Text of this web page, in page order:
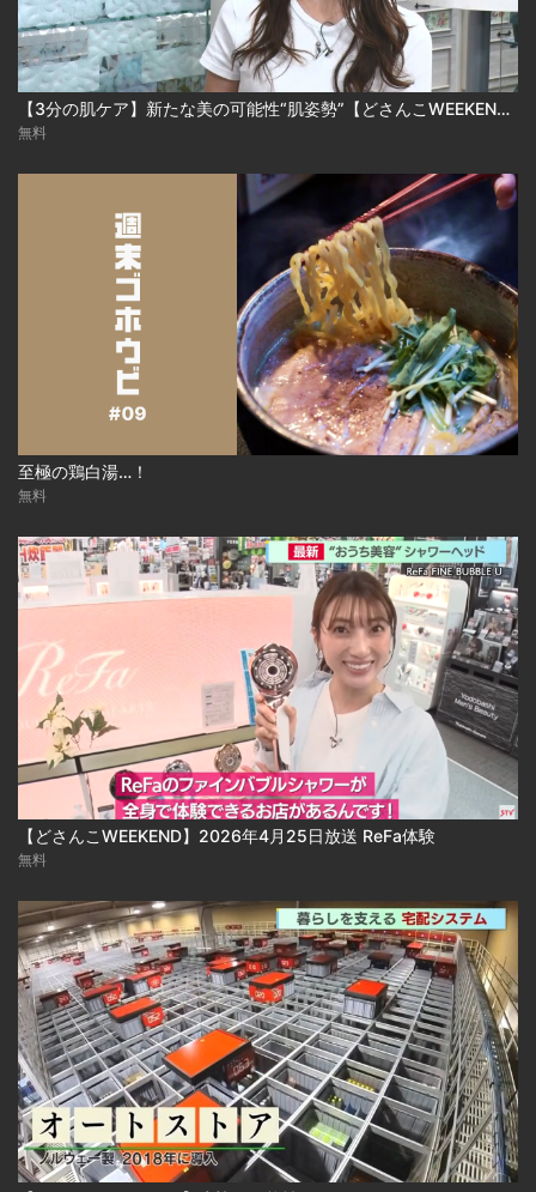
【3分の肌ケア】新たな美の可能性“肌姿勢”【どさんこWEEKEND】
無料
至極の鶏白湯…！
無料
【どさんこWEEKEND】2026年4月25日放送 ReFa体験
無料